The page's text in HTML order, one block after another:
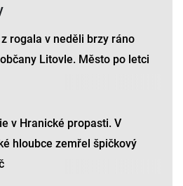
rogala v neděli brzy ráno
Litovle. Město po letci
v Hranické propasti. V
hloubce zemřel špičkový